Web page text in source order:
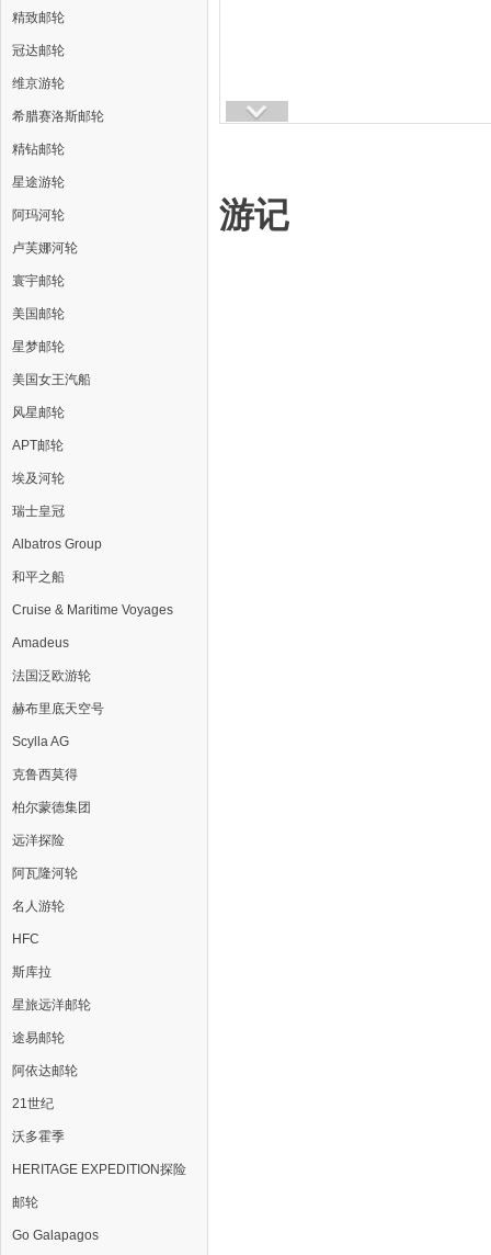
精致邮轮
冠达邮轮
维京游轮
希腊赛洛斯邮轮
精钻邮轮
星途游轮
阿玛河轮
卢芙娜河轮
寰宇邮轮
美国邮轮
星梦邮轮
美国女王汽船
风星邮轮
APT邮轮
埃及河轮
瑞士皇冠
Albatros Group
和平之船
Cruise & Maritime Voyages
Amadeus
法国泛欧游轮
赫布里底天空号
Scylla AG
克鲁西莫得
柏尔蒙德集团
远洋探险
阿瓦隆河轮
名人游轮
HFC
斯库拉
星旅远洋邮轮
途易邮轮
阿依达邮轮
21世纪
沃多霍季
HERITAGE EXPEDITION探险
邮轮
Go Galapagos
游记